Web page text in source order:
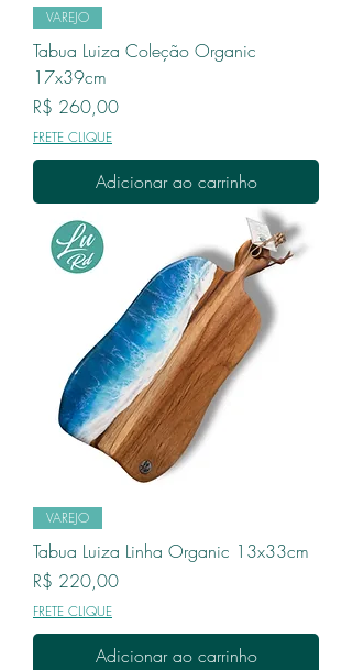
VAREJO
Tabua Luiza Coleção Organic
17x39cm
Preço
R$ 260,00
FRETE CLIQUE
Adicionar ao carrinho
VAREJO
Tabua Luiza Linha Organic 13x33cm
Preço
R$ 220,00
FRETE CLIQUE
Adicionar ao carrinho